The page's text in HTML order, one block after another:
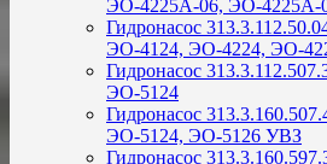
ЭО-4225А-06, ЭО-4225А-
Гидронасос
ЭО-4124, ЭО-4224, ЭО-
Гидронасос
ЭО-5124
Гидронасос
ЭО-5124, ЭО-5126 УВЗ
Гидронасос